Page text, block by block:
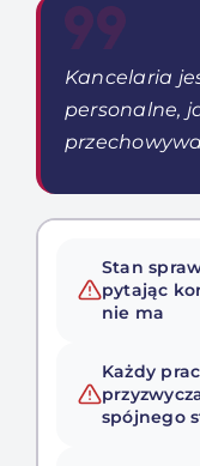
Kancelaria
personalne,
Stan
pytając
nie ma
Każdy
spójnego